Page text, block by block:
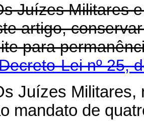
Juízes Militares
artigo,
para
Lei nº 25,
Juízes
mandato de